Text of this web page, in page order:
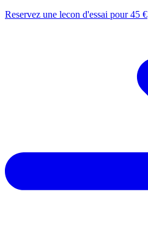
Reservez une lecon d'essai pour 45 €